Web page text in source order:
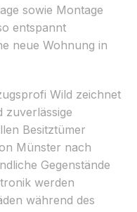
sowie Montage
entspannt
neue Wohnung in
Wild zeichnet
zuverlässige
Besitztümer
Münster nach
Gegenstände
werden
während des